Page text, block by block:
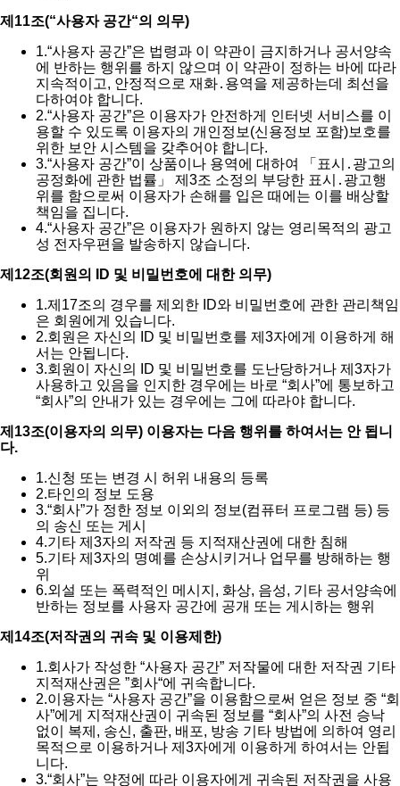
제11조(“사용자 공간“의 의무)
1.“사용자 공간”은 법령과 이 약관이 금지하거나 공서양속
에 반하는 행위를 하지 않으며 이 약관이 정하는 바에 따라
지속적이고, 안정적으로 재화․용역을 제공하는데 최선을
다하여야 합니다.
2.“사용자 공간”은 이용자가 안전하게 인터넷 서비스를 이
용할 수 있도록 이용자의 개인정보(신용정보 포함)보호를
위한 보안 시스템을 갖추어야 합니다.
3.“사용자 공간”이 상품이나 용역에 대하여 「표시․광고의
공정화에 관한 법률」 제3조 소정의 부당한 표시․광고행
위를 함으로써 이용자가 손해를 입은 때에는 이를 배상할
책임을 집니다.
4.“사용자 공간”은 이용자가 원하지 않는 영리목적의 광고
성 전자우편을 발송하지 않습니다.
제12조(회원의 ID 및 비밀번호에 대한 의무)
1.제17조의 경우를 제외한 ID와 비밀번호에 관한 관리책임
은 회원에게 있습니다.
2.회원은 자신의 ID 및 비밀번호를 제3자에게 이용하게 해
서는 안됩니다.
3.회원이 자신의 ID 및 비밀번호를 도난당하거나 제3자가
사용하고 있음을 인지한 경우에는 바로 “회사”에 통보하고
“회사”의 안내가 있는 경우에는 그에 따라야 합니다.
제13조(이용자의 의무) 이용자는 다음 행위를 하여서는 안 됩니
다.
1.신청 또는 변경 시 허위 내용의 등록
2.타인의 정보 도용
3.“회사”가 정한 정보 이외의 정보(컴퓨터 프로그램 등) 등
의 송신 또는 게시
4.기타 제3자의 저작권 등 지적재산권에 대한 침해
5.기타 제3자의 명예를 손상시키거나 업무를 방해하는 행
위
6.외설 또는 폭력적인 메시지, 화상, 음성, 기타 공서양속에
반하는 정보를 사용자 공간에 공개 또는 게시하는 행위
제14조(저작권의 귀속 및 이용제한)
1.회사가 작성한 “사용자 공간” 저작물에 대한 저작권 기타
지적재산권은 ”회사“에 귀속합니다.
2.이용자는 “사용자 공간”을 이용함으로써 얻은 정보 중 “회
사”에게 지적재산권이 귀속된 정보를 “회사”의 사전 승낙
없이 복제, 송신, 출판, 배포, 방송 기타 방법에 의하여 영리
목적으로 이용하거나 제3자에게 이용하게 하여서는 안됩
니다.
3.“회사”는 약정에 따라 이용자에게 귀속된 저작권을 사용